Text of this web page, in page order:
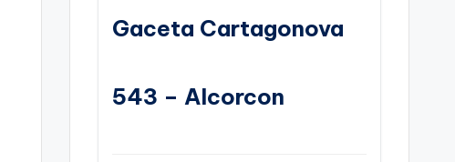
Gaceta Cartagonova
543 – Alcorcon